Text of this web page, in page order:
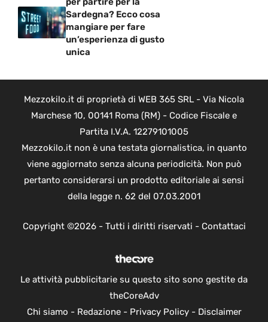
Sardegna? Ecco cosa
mangiare per fare
un’esperienza di gusto
unica
Mezzokilo.it di proprietà di WEB 365 SRL - Via Nicola
Marchese 10, 00141 Roma (RM) - Codice Fiscale e
Partita I.V.A. 12279101005
Mezzokilo.it non è una testata giornalistica, in quanto
viene aggiornato senza alcuna periodicità. Non può
pertanto considerarsi un prodotto editoriale ai sensi
della legge n. 62 del 07.03.2001
Copyright ©2026 - Tutti i diritti riservati - Contattaci
Le attività pubblicitarie su questo sito sono gestite da
theCoreAdv
Chi siamo - Redazione- Privacy Policy- Disclaimer